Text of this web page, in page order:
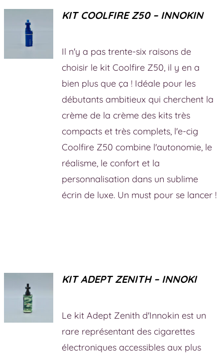
KIT COOLFIRE Z50 – INNOKIN
Il n'y a pas trente-six raisons de
choisir le kit Coolfire Z50, il y en a
bien plus que ça ! Idéale pour les
débutants ambitieux qui cherchent la
crème de la crème des kits très
compacts et très complets, l'e-cig
Coolfire Z50 combine l'autonomie, le
réalisme, le confort et la
personnalisation dans un sublime
écrin de luxe. Un must pour se lancer !
KIT ADEPT ZENITH – INNOKI
Le kit Adept Zenith d'Innokin est un
rare représentant des cigarettes
électroniques accessibles aux plus